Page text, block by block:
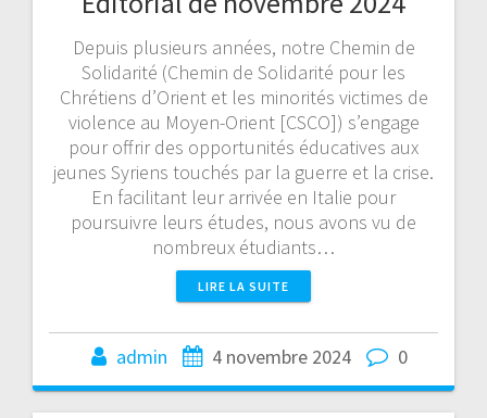
Depuis plusieurs années, notre Chemin de
Solidarité (Chemin de Solidarité pour les
Chrétiens d’Orient et les minorités victimes de
violence au Moyen-Orient [CSCO]) s’engage
pour offrir des opportunités éducatives aux
jeunes Syriens touchés par la guerre et la crise.
En facilitant leur arrivée en Italie pour
poursuivre leurs études, nous avons vu de
nombreux étudiants…
LIRE LA SUITE
admin 4 novembre 2024 0